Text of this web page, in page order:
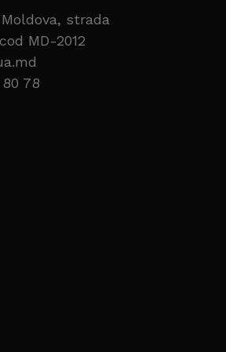
strada
MD-2012
80 78